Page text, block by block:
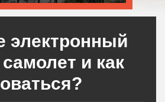
электронный
и как